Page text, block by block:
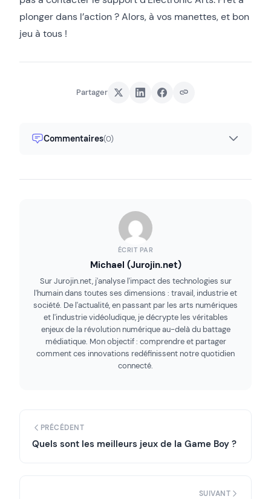
plonger dans l’action ? Alors, à vos manettes, et bon
jeu à tous !
Partager
Commentaires(0)
ÉCRIT PAR
Michael (Jurojin.net)
Sur Jurojin.net, j'analyse l'impact des technologies sur
l'humain dans toutes ses dimensions : travail, industrie et
société. De l'actualité, en passant par les arts numériques
et l'industrie vidéoludique, je décrypte les véritables
enjeux de la révolution numérique au-delà du battage
médiatique. Mon objectif : comprendre et partager
comment ces innovations redéfinissent notre quotidien
connecté.
PRÉCÉDENT
Quels sont les meilleurs jeux de la Game Boy ?
SUIVANT